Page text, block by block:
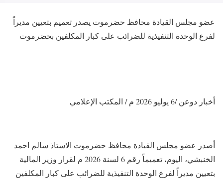
عضو مجلس القيادة محافظ حضرموت يصدر تعميم بتعيين مديراً
لفرع الوحدة التنفيذية للضرائب على كبار المكلفين بحضرموت
أخبار دوعن /6 يوليو 2026 م / المكتب الإعلامي
أصدر عضو مجلس القيادة محافظ حضرموت الاستاذ سالم احمد
الخنبشي، اليوم، تعميماً رقم 6 لسنة 2026 م لقرار وزير المالية
بتعيين مديراً لفرع الوحدة التنفيذية للضرائب على كبار المكلفين